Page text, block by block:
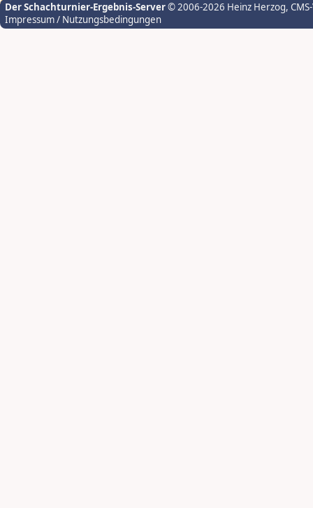
Der Schachturnier-Ergebnis-Server© 2006-2026 Heinz Herzog,
Impressum / Nutzungsbedingungen